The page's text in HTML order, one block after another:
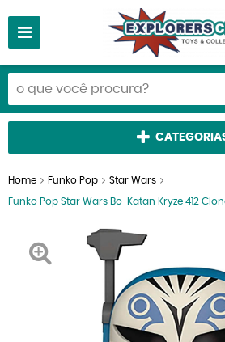
Home Funko Pop Star Wars
Funko Pop Star Wars Bo-Katan Kryze 412